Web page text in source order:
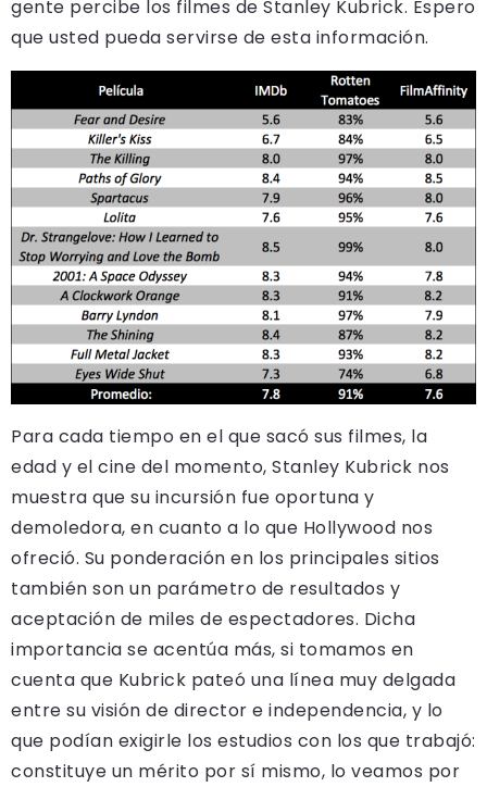
gente percibe los filmes de Stanley Kubrick. Espero
que usted pueda servirse de esta información.
Para cada tiempo en el que sacó sus filmes, la
edad y el cine del momento, Stanley Kubrick nos
muestra que su incursión fue oportuna y
demoledora, en cuanto a lo que Hollywood nos
ofreció. Su ponderación en los principales sitios
también son un parámetro de resultados y
aceptación de miles de espectadores. Dicha
importancia se acentúa más, si tomamos en
cuenta que Kubrick pateó una línea muy delgada
entre su visión de director e independencia, y lo
que podían exigirle los estudios con los que trabajó:
constituye un mérito por sí mismo, lo veamos por